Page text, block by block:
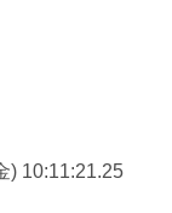
) 10:11:21.25